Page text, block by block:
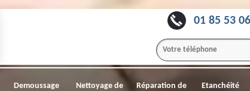
01 85 53
Demoussage
Nettoyage de
Réparation de
Etanchéité